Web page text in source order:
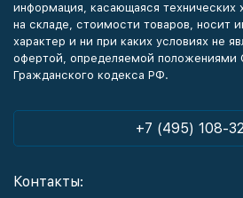
информация, касающаяся технических
на складе, стоимости товаров, носит
характер и ни при каких условиях не
офертой, определяемой положениями
Гражданского кодекса РФ.
+7 (495) 108-
Контакты: